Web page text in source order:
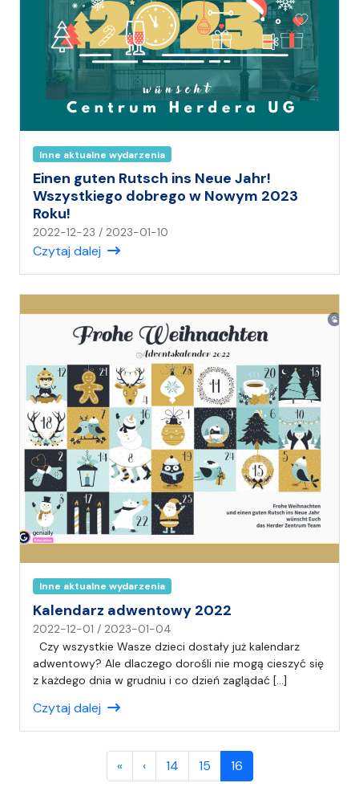
Inne aktualne wydarzenia
Einen guten Rutsch ins Neue Jahr!
Wszystkiego dobrego w Nowym 2023
Roku!
2022-12-23 / 2023-01-10
s
a
ł
(
a
)
A
n
i
a
Czytaj dalej
Inne aktualne wydarzenia
Kalendarz adwentowy 2022
2022-12-01 / 2023-01-04
a
p
ł
a
)
Czy wszystkie Wasze dzieci dostały już kalendarz
adwentowy? Ale dlaczego dorośli nie mogą cieszyć się
z każdego dnia w grudniu i co dzień zaglądać […]
Czytaj dalej
« ‹ Page
14 Page
15 Current Page
16